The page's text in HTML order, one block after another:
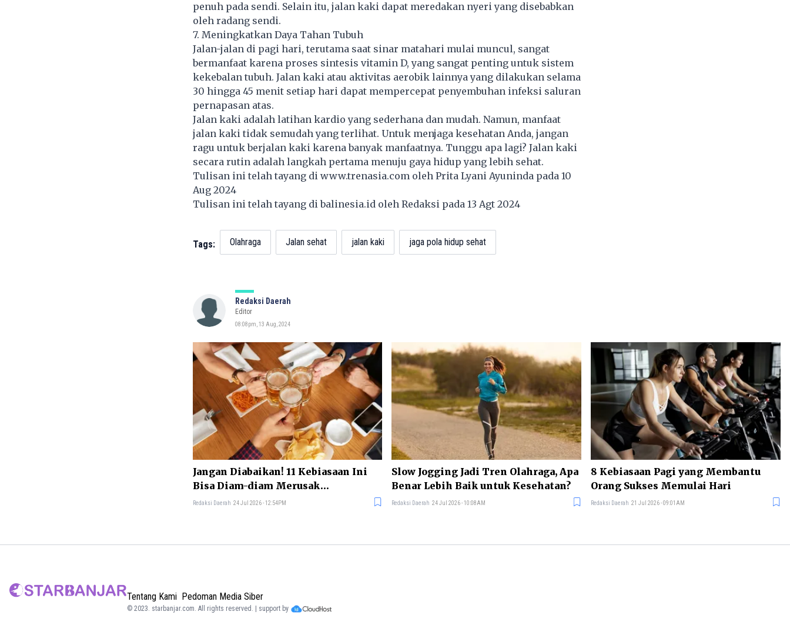
penuh pada sendi. Selain itu, jalan kaki dapat meredakan nyeri yang disebabkan
oleh radang sendi.
7. Meningkatkan Daya Tahan Tubuh
Jalan-jalan di pagi hari, terutama saat sinar matahari mulai muncul, sangat
bermanfaat karena proses sintesis vitamin D, yang sangat penting untuk sistem
kekebalan tubuh. Jalan kaki atau aktivitas aerobik lainnya yang dilakukan selama
30 hingga 45 menit setiap hari dapat mempercepat penyembuhan infeksi saluran
pernapasan atas.
Jalan kaki adalah latihan kardio yang sederhana dan mudah. Namun, manfaat
jalan kaki tidak semudah yang terlihat. Untuk menjaga kesehatan Anda, jangan
ragu untuk berjalan kaki karena banyak manfaatnya. Tunggu apa lagi? Jalan kaki
secara rutin adalah langkah pertama menuju gaya hidup yang lebih sehat.
Tulisan ini telah tayang di www.trenasia.comoleh Prita Lyani Ayuninda pada 10
Aug 2024
Tulisan ini telah tayang dibalinesia.idoleh Redaksi pada 13 Agt 2024
Tags: Olahraga Jalan sehat jalan kaki jaga pola hidup sehat
Redaksi Daerah
Editor
08:08pm, 13 Aug, 2024
Jangan Diabaikan! 11 Kebiasaan Ini
Bisa Diam-diam Merusak
Kesehatanmu
Redaksi Daerah 24 Jul 2026 - 12:54PM
Slow Jogging Jadi Tren Olahraga, Apa
Benar Lebih Baik untuk Kesehatan?
Redaksi Daerah 24 Jul 2026 - 10:08AM
8 Kebiasaan Pagi yang Membantu
Orang Sukses Memulai Hari
Redaksi Daerah 21 Jul 2026 - 09:01AM
Tentang Kami Pedoman Media Siber
© 2023. starbanjar.com. All rights reserved. | support by